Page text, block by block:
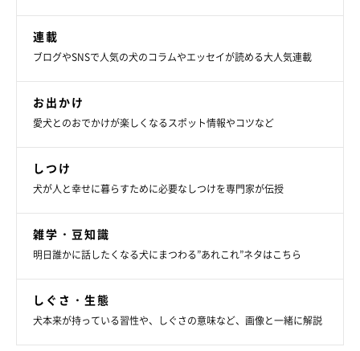
連載
ブログやSNSで人気の犬のコラムやエッセイが読める大人気連載
お出かけ
愛犬とのおでかけが楽しくなるスポット情報やコツなど
しつけ
犬が人と幸せに暮らすために必要なしつけを専門家が伝授
雑学・豆知識
明日誰かに話したくなる犬にまつわる”あれこれ”ネタはこちら
しぐさ・生態
犬本来が持っている習性や、しぐさの意味など、画像と一緒に解説